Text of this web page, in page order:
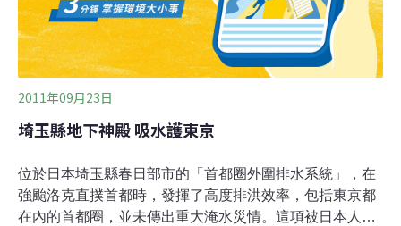
2011年09月23日
埼玉縣地下神殿 吸水護東京
位於日本埼玉縣春日部市的「首都圈外圍排水系統」，在
強颱洛克直撲首都時，發揮了高度排洪效率，包括東京都
在內的首都圈，並未傳出重大淹水災情。這項被日本人稱